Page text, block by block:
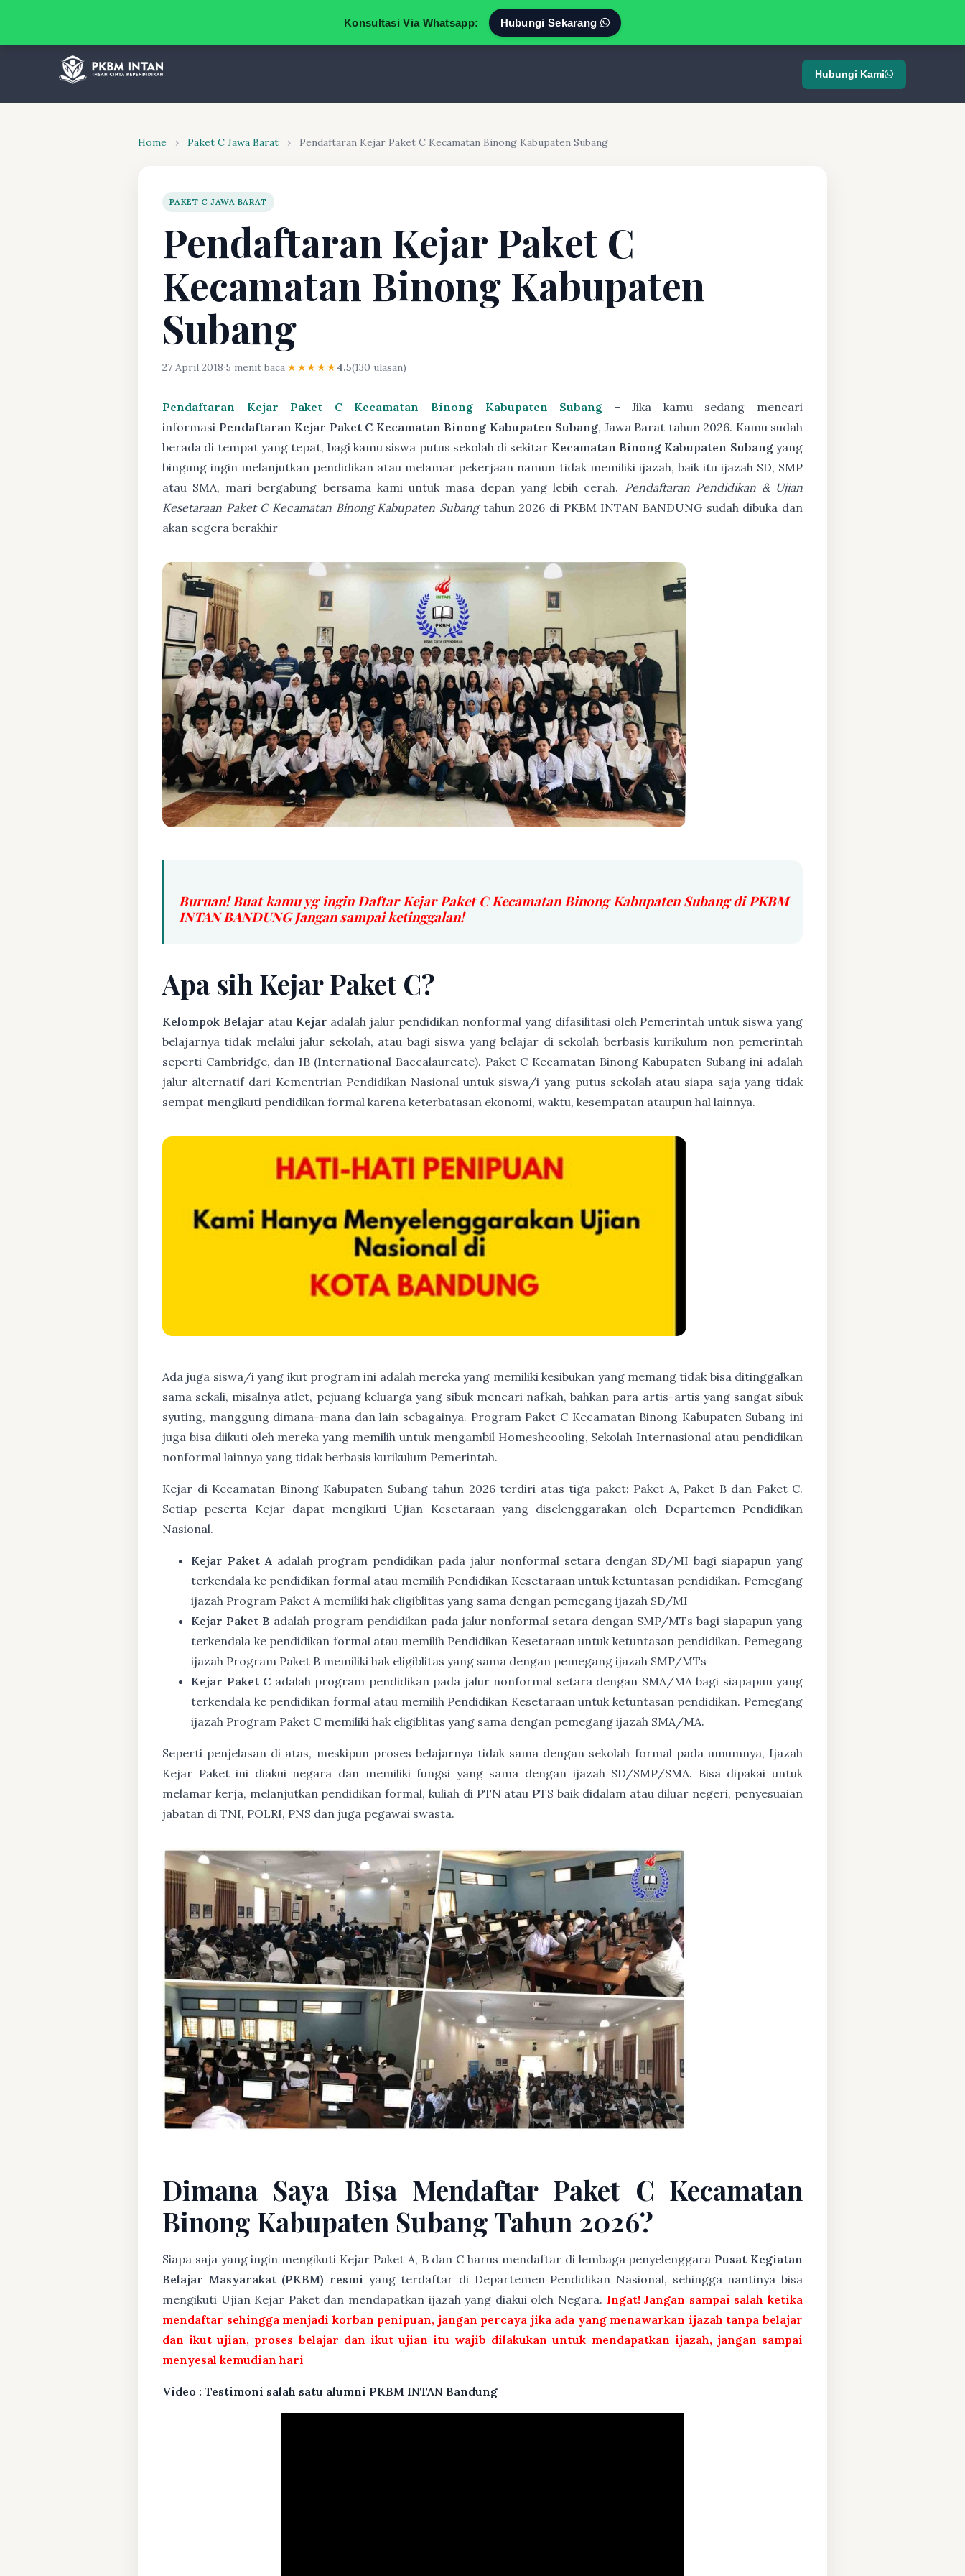
Konsultasi Via Whatsapp: Hubungi Sekarang
Hubungi Kami
Home › Paket C Jawa Barat › Pendaftaran Kejar Paket C Kecamatan Binong Kabupaten Subang
PAKET C JAWA BARAT
Pendaftaran Kejar Paket C
Kecamatan Binong Kabupaten
Subang
27 April 2018·5 menit baca·★★★★★4.5(130 ulasan)
Pendaftaran Kejar Paket C Kecamatan Binong Kabupaten Subang - Jika kamu sedang mencari
informasi Pendaftaran Kejar Paket C Kecamatan Binong Kabupaten Subang, Jawa Barat tahun 2026. Kamu sudah
berada di tempat yang tepat, bagi kamu siswa putus sekolah di sekitar Kecamatan Binong Kabupaten Subangyang
bingung ingin melanjutkan pendidikan atau melamar pekerjaan namun tidak memiliki ijazah, baik itu ijazah SD, SMP
atau SMA, mari bergabung bersama kami untuk masa depan yang lebih cerah. Pendaftaran Pendidikan & Ujian
Kesetaraan Paket C Kecamatan Binong Kabupaten Subangtahun 2026 di PKBM INTAN BANDUNG sudah dibuka dan
akan segera berakhir
Buruan! Buat kamu yg ingin Daftar Kejar Paket C Kecamatan Binong Kabupaten Subang di PKBM
INTAN BANDUNG Jangan sampai ketinggalan!
Apa sih Kejar Paket C?
Kelompok Belajar atau Kejar adalah jalur pendidikan nonformal yang difasilitasi oleh Pemerintah untuk siswa yang
belajarnya tidak melalui jalur sekolah, atau bagi siswa yang belajar di sekolah berbasis kurikulum non pemerintah
seperti Cambridge, dan IB (International Baccalaureate). Paket C Kecamatan Binong Kabupaten Subang ini adalah
jalur alternatif dari Kementrian Pendidikan Nasional untuk siswa/i yang putus sekolah atau siapa saja yang tidak
sempat mengikuti pendidikan formal karena keterbatasan ekonomi, waktu, kesempatan ataupun hal lainnya.
Ada juga siswa/i yang ikut program ini adalah mereka yang memiliki kesibukan yang memang tidak bisa ditinggalkan
sama sekali, misalnya atlet, pejuang keluarga yang sibuk mencari nafkah, bahkan para artis-artis yang sangat sibuk
syuting, manggung dimana-mana dan lain sebagainya. Program Paket C Kecamatan Binong Kabupaten Subang ini
juga bisa diikuti oleh mereka yang memilih untuk mengambil Homeshcooling, Sekolah Internasional atau pendidikan
nonformal lainnya yang tidak berbasis kurikulum Pemerintah.
Kejar di Kecamatan Binong Kabupaten Subang tahun 2026 terdiri atas tiga paket: Paket A, Paket B dan Paket C.
Setiap peserta Kejar dapat mengikuti Ujian Kesetaraan yang diselenggarakan oleh Departemen Pendidikan
Nasional.
Kejar Paket Aadalah program pendidikan pada jalur nonformal setara dengan SD/MI bagi siapapun yang
terkendala ke pendidikan formal atau memilih Pendidikan Kesetaraan untuk ketuntasan pendidikan. Pemegang
ijazah Program Paket A memiliki hak eligiblitas yang sama dengan pemegang ijazah SD/MI
Kejar Paket B adalah program pendidikan pada jalur nonformal setara dengan SMP/MTs bagi siapapun yang
terkendala ke pendidikan formal atau memilih Pendidikan Kesetaraan untuk ketuntasan pendidikan. Pemegang
ijazah Program Paket B memiliki hak eligiblitas yang sama dengan pemegang ijazah SMP/MTs
Kejar Paket C adalah program pendidikan pada jalur nonformal setara dengan SMA/MA bagi siapapun yang
terkendala ke pendidikan formal atau memilih Pendidikan Kesetaraan untuk ketuntasan pendidikan. Pemegang
ijazah Program Paket C memiliki hak eligiblitas yang sama dengan pemegang ijazah SMA/MA.
Seperti penjelasan di atas, meskipun proses belajarnya tidak sama dengan sekolah formal pada umumnya, Ijazah
Kejar Paket ini diakui negara dan memiliki fungsi yang sama dengan ijazah SD/SMP/SMA. Bisa dipakai untuk
melamar kerja, melanjutkan pendidikan formal, kuliah di PTN atau PTS baik didalam atau diluar negeri, penyesuaian
jabatan di TNI, POLRI, PNS dan juga pegawai swasta.
Dimana Saya Bisa Mendaftar Paket C Kecamatan
Binong Kabupaten Subang Tahun 2026?
Siapa saja yang ingin mengikuti Kejar Paket A, B dan C harus mendaftar di lembaga penyelenggara Pusat Kegiatan
Belajar Masyarakat (PKBM) resmi yang terdaftar di Departemen Pendidikan Nasional, sehingga nantinya bisa
mengikuti Ujian Kejar Paket dan mendapatkan ijazah yang diakui oleh Negara. Ingat! Jangan sampai salah ketika
mendaftar sehingga menjadi korban penipuan, jangan percaya jika ada yang menawarkan ijazah tanpa belajar
dan ikut ujian, proses belajar dan ikut ujian itu wajib dilakukan untuk mendapatkan ijazah, jangan sampai
menyesal kemudian hari
Video : Testimoni salah satu alumni PKBM INTAN Bandung